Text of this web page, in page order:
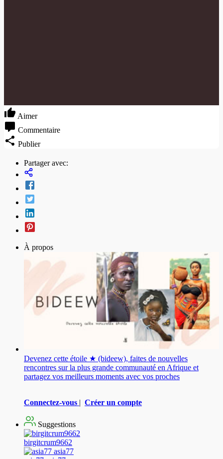
Aimer
Commentaire
Publier
Partager avec:
À propos
Devenez cette étoile ★ (bideew), faites de nouvelles
rencontres sur la plus grande communauté en Afrique et
partagez vos meilleurs moments avec vos proches
Connectez-vous | Créer un compte
Suggestions
birgitcrum9662